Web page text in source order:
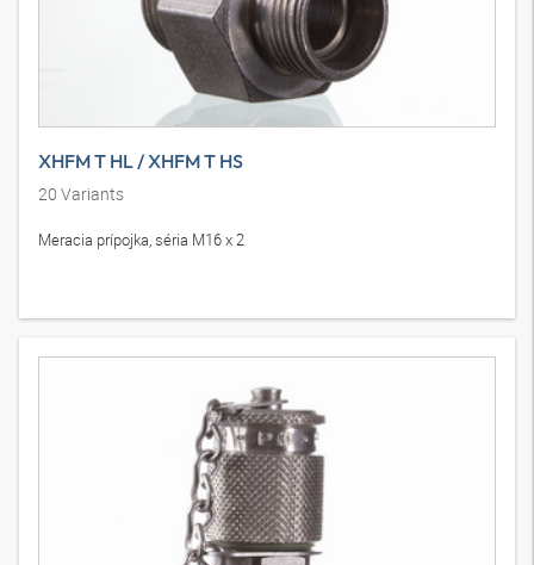
XHFM T HL / XHFM T HS
20 Variants
Meracia prípojka, séria M16 x 2